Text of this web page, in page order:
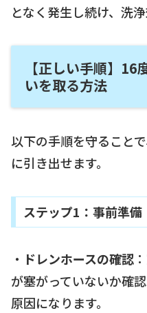
となく発生し続け、洗
【正しい手順】
いを取る方法
以下の手順を守ること
に引き出せます。
ステップ1：事前準備
・ ドレンホースの確認
が塞がっていないか確
原因になります。